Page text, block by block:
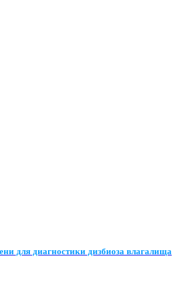
для диагностики дизбиоза влагалища